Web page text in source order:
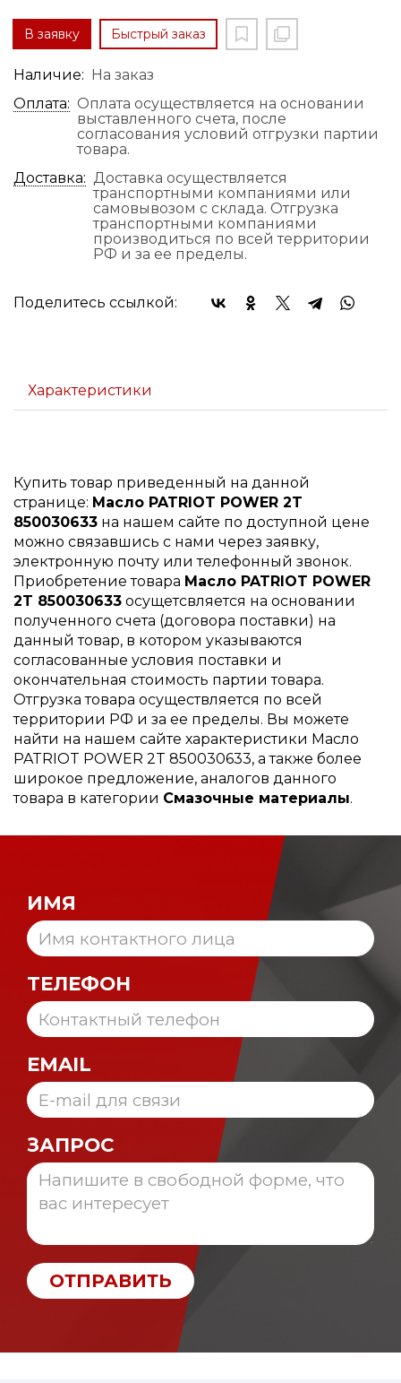
В заявку Быстрый заказ
Наличие: На заказ
Оплата: Оплата осуществляется на основании
выставленного счета, после
согласования условий отгрузки партии
товара.
Доставка: Доставка осуществляется
транспортными компаниями или
самовывозом с склада. Отгрузка
транспортными компаниями
производиться по всей территории
РФ и за ее пределы.
Поделитесь ссылкой:
Характеристики
Купить товар приведенный на данной
странице: Масло PATRIOT POWER 2T
850030633 на нашем сайте по доступной цене
можно связавшись с нами через заявку,
электронную почту или телефонный звонок.
Приобретение товара Масло PATRIOT POWER
2T 850030633 осущетсвляется на основании
полученного счета (договора поставки) на
данный товар, в котором указываются
согласованные условия поставки и
окончательная стоимость партии товара.
Отгрузка товара осуществляется по всей
территории РФ и за ее пределы. Вы можете
найти на нашем сайте характеристики Масло
PATRIOT POWER 2T 850030633, а также более
широкое предложение, аналогов данного
товара в категории Смазочные материалы.
ИМЯ
ТЕЛЕФОН
EMAIL
ЗАПРОС
ОТПРАВИТЬ